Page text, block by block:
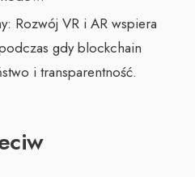
Rozwój VR i AR wspiera
gdy blockchain
i transparentność.